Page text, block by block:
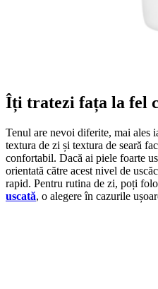
Îți tratezi fața la fel
Tenul are nevoi diferite, mai ales
textura de zi și textura de seară
confortabil. Dacă ai piele foarte
orientată către acest nivel de
rapid. Pentru rutina de zi, poți
uscată, o alegere în cazurile